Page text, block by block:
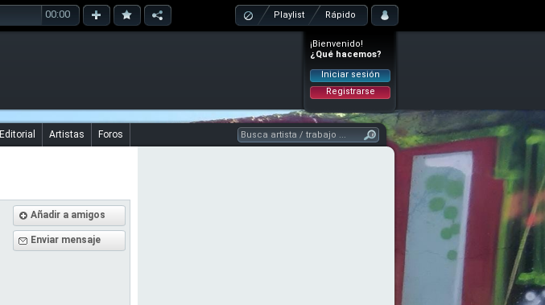
00:00 Playlist Rápido
¡Bienvenido!
¿Qué hacemos?
Iniciar sesión
Registrarse
Editorial Artistas Foros
Añadir a amigos
Enviar mensaje